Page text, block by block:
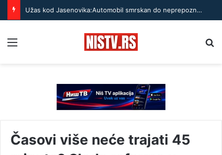
Užas kod Jasenovika:Automobil smrskan do neprepoznatljivosti, točak odleteo – strahuje se da ima teško povređenih
Časovi više neće trajati 45